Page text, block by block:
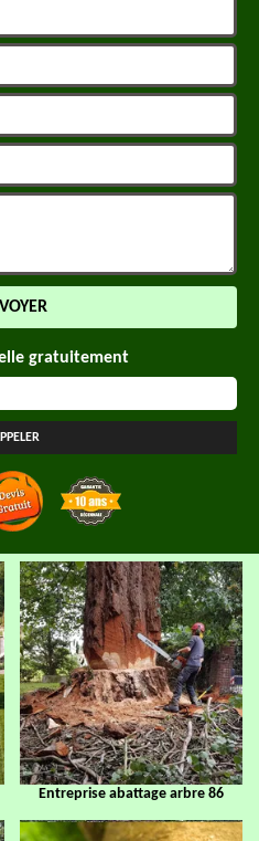
gratuitement
Entreprise abattage arbre 86